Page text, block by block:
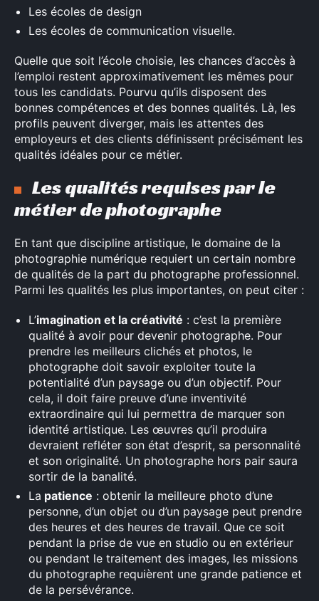
Les écoles de design
Les écoles de communication visuelle.
Quelle que soit l’école choisie, les chances d’accès à
l’emploi restent approximativement les mêmes pour
tous les candidats. Pourvu qu’ils disposent des
bonnes compétences et des bonnes qualités. Là, les
profils peuvent diverger, mais les attentes des
employeurs et des clients définissent précisément les
qualités idéales pour ce métier.
Les qualités requises par le
métier de photographe
En tant que discipline artistique, le domaine de la
photographie numérique requiert un certain nombre
de qualités de la part du photographe professionnel.
Parmi les qualités les plus importantes, on peut citer :
L’imagination et la créativité : c’est la première
qualité à avoir pour devenir photographe. Pour
prendre les meilleurs clichés et photos, le
photographe doit savoir exploiter toute la
potentialité d’un paysage ou d’un objectif. Pour
cela, il doit faire preuve d’une inventivité
extraordinaire qui lui permettra de marquer son
identité artistique. Les œuvres qu’il produira
devraient refléter son état d’esprit, sa personnalité
et son originalité. Un photographe hors pair saura
sortir de la banalité.
La patience : obtenir la meilleure photo d’une
personne, d’un objet ou d’un paysage peut prendre
des heures et des heures de travail. Que ce soit
pendant la prise de vue en studio ou en extérieur
ou pendant le traitement des images, les missions
du photographe requièrent une grande patience et
de la persévérance.